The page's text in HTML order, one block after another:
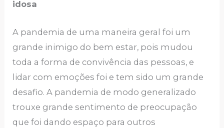
idosa
A pandemia de uma maneira geral foi um
grande inimigo do bem estar, pois mudou
toda a forma de convivência das pessoas, e
lidar com emoções foi e tem sido um grande
desafio. A pandemia de modo generalizado
trouxe grande sentimento de preocupação
que foi dando espaço para outros